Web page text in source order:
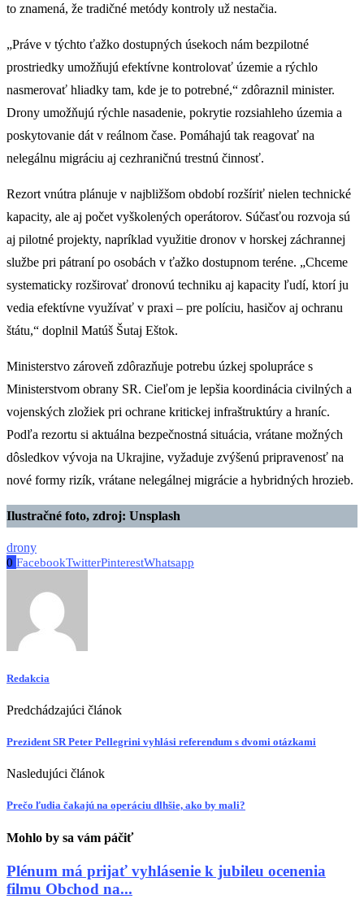
to znamená, že tradičné metódy kontroly už nestačia.
„Práve v týchto ťažko dostupných úsekoch nám bezpilotné
prostriedky umožňujú efektívne kontrolovať územie a rýchlo
nasmerovať hliadky tam, kde je to potrebné,“ zdôraznil minister.
Drony umožňujú rýchle nasadenie, pokrytie rozsiahleho územia a
poskytovanie dát v reálnom čase. Pomáhajú tak reagovať na
nelegálnu migráciu aj cezhraničnú trestnú činnosť.
Rezort vnútra plánuje v najbližšom období rozšíriť nielen technické
kapacity, ale aj počet vyškolených operátorov. Súčasťou rozvoja sú
aj pilotné projekty, napríklad využitie dronov v horskej záchrannej
službe pri pátraní po osobách v ťažko dostupnom teréne. „Chceme
systematicky rozširovať dronovú techniku aj kapacity ľudí, ktorí ju
vedia efektívne využívať v praxi – pre políciu, hasičov aj ochranu
štátu,“ doplnil Matúš Šutaj Eštok.
Ministerstvo zároveň zdôrazňuje potrebu úzkej spolupráce s
Ministerstvom obrany SR. Cieľom je lepšia koordinácia civilných a
vojenských zložiek pri ochrane kritickej infraštruktúry a hraníc.
Podľa rezortu si aktuálna bezpečnostná situácia, vrátane možných
dôsledkov vývoja na Ukrajine, vyžaduje zvýšenú pripravenosť na
nové formy rizík, vrátane nelegálnej migrácie a hybridných hrozieb.
Ilustračné foto, zdroj: Unsplash
drony
0 FacebookTwitterPinterestWhatsapp
Redakcia
Predchádzajúci článok
Prezident SR Peter Pellegrini vyhlási referendum s dvomi otázkami
Nasledujúci článok
Prečo ľudia čakajú na operáciu dlhšie, ako by mali?
Mohlo by sa vám páčiť
Plénum má prijať vyhlásenie k jubileu ocenenia
filmu Obchod na...